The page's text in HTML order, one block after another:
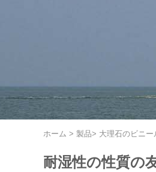
ホーム > 製品> 大理石のビニ
耐湿性の性質の